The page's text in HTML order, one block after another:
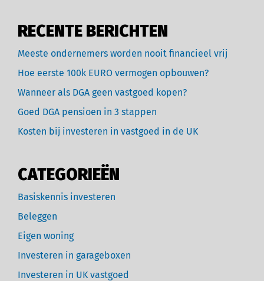
RECENTE BERICHTEN
Meeste ondernemers worden nooit financieel vrij
Hoe eerste 100k EURO vermogen opbouwen?
Wanneer als DGA geen vastgoed kopen?
Goed DGA pensioen in 3 stappen
Kosten bij investeren in vastgoed in de UK
CATEGORIEËN
Basiskennis investeren
Beleggen
Eigen woning
Investeren in garageboxen
Investeren in UK vastgoed